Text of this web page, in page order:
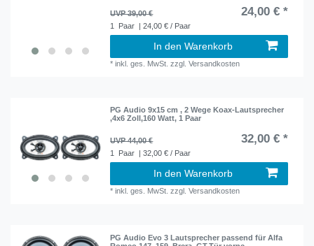
UVP 39,00 € 24,00 € *
1 Paar | 24,00 € / Paar
In den Warenkorb
*inkl. ges. MwSt. zzgl.Versandkosten
PG Audio 9x15 cm , 2 Wege Koax-Lautsprecher
,4x6 Zoll,160 Watt, 1 Paar
UVP 44,00 € 32,00 € *
1 Paar | 32,00 € / Paar
In den Warenkorb
*inkl. ges. MwSt. zzgl.Versandkosten
PG Audio Evo 3 Lautsprecher passend für Alfa